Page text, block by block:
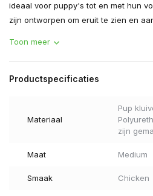
ideaal voor puppy's tot en met hun
zijn ontworpen om eruit te zien en
Toon meer
Productspecificaties
Materiaal
Pup
zijn
Maat Medium
Smaak Chicken